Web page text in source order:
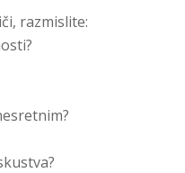
razmislite: